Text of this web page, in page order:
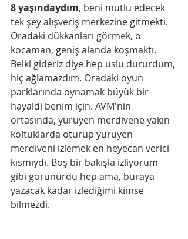
8 yaşındaydım, beni mutlu edecek
tek şey alışveriş merkezine gitmekti.
Oradaki dükkanları görmek, o
kocaman, geniş alanda koşmaktı.
Belki gideriz diye hep uslu dururdum,
hiç ağlamazdım. Oradaki oyun
parklarında oynamak büyük bir
hayaldi benim için. AVM'nin
ortasında, yürüyen merdivene yakın
koltuklarda oturup yürüyen
merdiveni izlemek en heyecan verici
kısmıydı. Boş bir bakışla izliyorum
gibi görünürdü hep ama, buraya
yazacak kadar izlediğimi kimse
bilmezdi.